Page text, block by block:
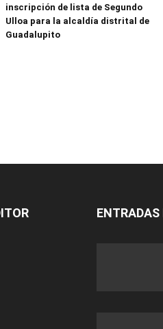
inscripción de lista de Segundo
Ulloa para la alcaldía distrital de
Guadalupito
ENTRADAS